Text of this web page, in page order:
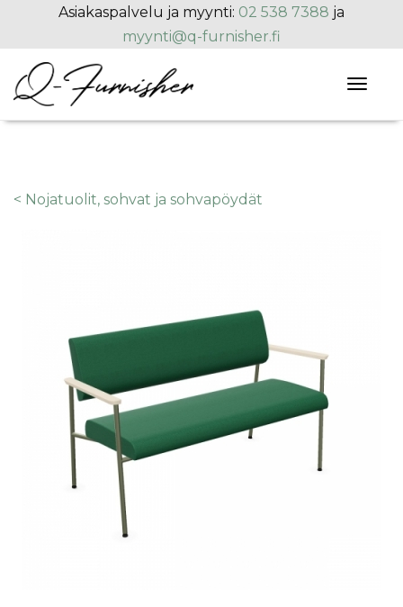
Hyppää pääsisältöön
Asiakaspalvelu ja myynti: 02 538 7388 ja
myynti@q-furnisher.fi
< Nojatuolit, sohvat ja sohvapöydät